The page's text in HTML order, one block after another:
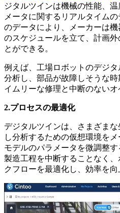
ジタルツインは機械の性能、
メータに関するリアルタイム
のデータにより、メーカーは
のスケジュールを立て、計画
とができる。
例えば、工場ロボットのデジ
分析し、部品が故障しそうな
イムリーな修理と中断のないオ
2.プロセスの最適化
デジタルツインは、さまざま
し分析するための仮想環境を
モデルのパラメータを微調整
製造工程を中断することなく
クフローを最適化し、効率を向